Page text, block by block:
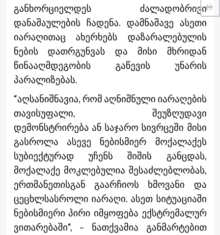
განხორციელდეს ძალადობრივი
დანაშაულების ჩადენა. დამნაშავე ასეთი
იარაღითაც ახერხებს დაზარალებულის
ნების დათრგუნვას და მისი მხრიდან
წინააღმდეგობის გაწევის უნარის
პარალიზებას.
“აღსანიშნავია, რომ აღნიშნული იარაღების
თავისუფალი, შეუზღუდავი
დემონსტრირება ან საჯარო სივრცეში მისი
გასროლა ასევე ნებისმიერ მოქალაქეს
სუბიექტურად უჩენს შიშის განცდას,
მოქალაქე მოკლებულია შესაძლებლობას,
ერთმანეთისგან გაარჩიოს ხმოვანი და
ცეცხლსასროლი იარაღი. ასეთ სიტუაციაში
ნებისმიერი პირი იმყოფება ექსტრემალურ
ვითარებაში“, – ნათქვამია განმარტებით